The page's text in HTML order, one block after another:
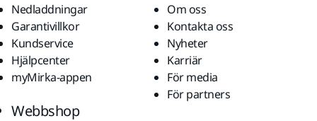
Nedladdningar
Garantivillkor
Kundservice
Hjälpcenter
myMirka-appen
Om oss
Kontakta oss
Nyheter
Karriär
För media
För partners
Webbshop